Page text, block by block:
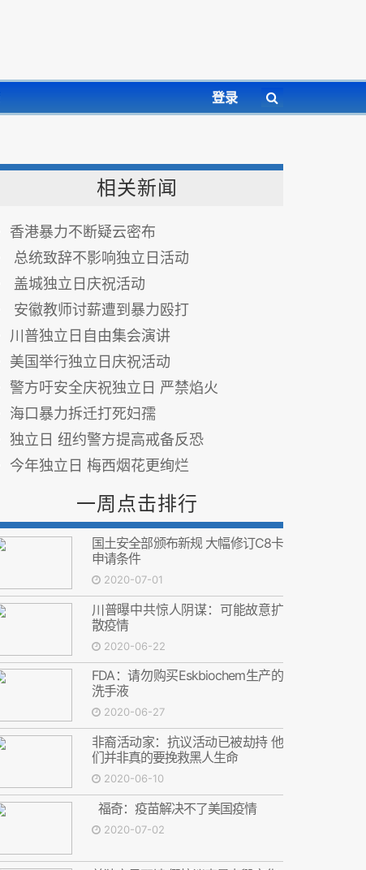
登录
相关新闻
香港暴力不断疑云密布
总统致辞不影响独立日活动
盖城独立日庆祝活动
安徽教师讨薪遭到暴力殴打
川普独立日自由集会演讲
美国举行独立日庆祝活动
警方吁安全庆祝独立日 严禁焰火
海口暴力拆迁打死妇孺
独立日 纽约警方提高戒备反恐
今年独立日 梅西烟花更绚烂
一周点击排行
国土安全部颁布新规 大幅修订C8卡
申请条件
2020-07-01
川普曝中共惊人阴谋：可能故意扩
散疫情
2020-06-22
FDA：请勿购买Eskbiochem生产的
洗手液
2020-06-27
非裔活动家：抗议活动已被劫持 他
们并非真的要挽救黑人生命
2020-06-10
福奇：疫苗解决不了美国疫情
2020-07-02